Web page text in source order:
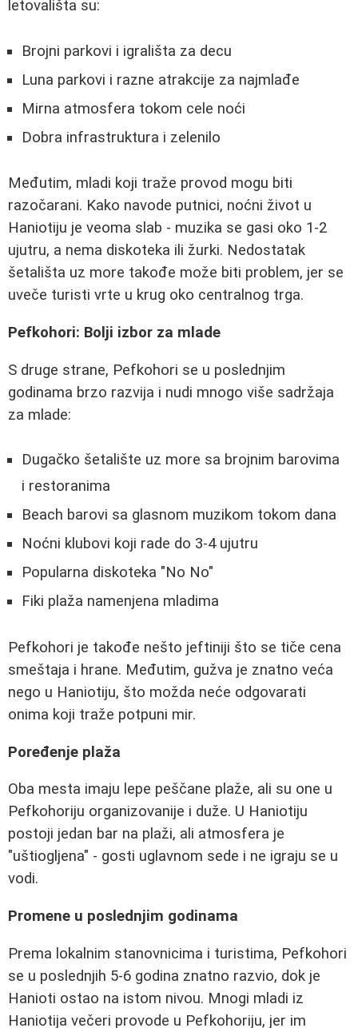
letovališta su:
Brojni parkovi i igrališta za decu
Luna parkovi i razne atrakcije za najmlađe
Mirna atmosfera tokom cele noći
Dobra infrastruktura i zelenilo
Međutim, mladi koji traže provod mogu biti
razočarani. Kako navode putnici, noćni život u
Haniotiju je veoma slab - muzika se gasi oko 1-2
ujutru, a nema diskoteka ili žurki. Nedostatak
šetališta uz more takođe može biti problem, jer se
uveče turisti vrte u krug oko centralnog trga.
Pefkohori: Bolji izbor za mlade
S druge strane, Pefkohori se u poslednjim
godinama brzo razvija i nudi mnogo više sadržaja
za mlade:
Dugačko šetalište uz more sa brojnim barovima
i restoranima
Beach barovi sa glasnom muzikom tokom dana
Noćni klubovi koji rade do 3-4 ujutru
Popularna diskoteka "No No"
Fiki plaža namenjena mladima
Pefkohori je takođe nešto jeftiniji što se tiče cena
smeštaja i hrane. Međutim, gužva je znatno veća
nego u Haniotiju, što možda neće odgovarati
onima koji traže potpuni mir.
Poređenje plaža
Oba mesta imaju lepe peščane plaže, ali su one u
Pefkohoriju organizovanije i duže. U Haniotiju
postoji jedan bar na plaži, ali atmosfera je
"uštiogljena" - gosti uglavnom sede i ne igraju se u
vodi.
Promene u poslednjim godinama
Prema lokalnim stanovnicima i turistima, Pefkohori
se u poslednjih 5-6 godina znatno razvio, dok je
Hanioti ostao na istom nivou. Mnogi mladi iz
Haniotija večeri provode u Pefkohoriju, jer im